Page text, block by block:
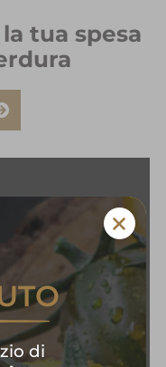
tua spesa
di